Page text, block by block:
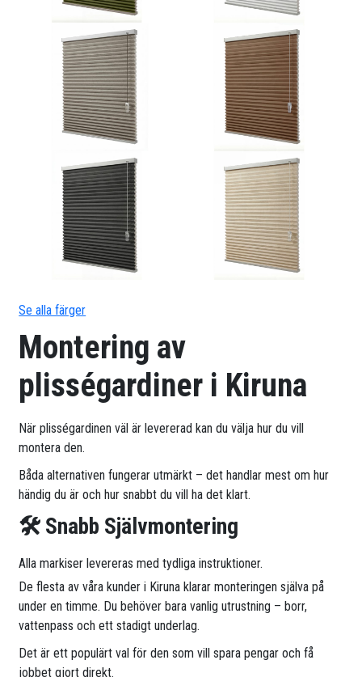
Se alla färger
Montering av
plisségardiner i Kiruna
När plisségardinen väl är levererad kan du välja hur du vill
montera den.
Båda alternativen fungerar utmärkt – det handlar mest om hur
händig du är och hur snabbt du vill ha det klart.
🛠 Snabb Självmontering
Alla markiser levereras med tydliga instruktioner.
De flesta av våra kunder i Kiruna klarar monteringen själva på
under en timme. Du behöver bara vanlig utrustning – borr,
vattenpass och ett stadigt underlag.
Det är ett populärt val för den som vill spara pengar och få
jobbet gjort direkt.